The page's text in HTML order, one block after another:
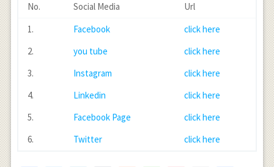
No. Social Media
Url
1.
Facebook
click here
2.
you tube
click here
3.
Instagram
click here
4.
Linkedin
click here
5.
Facebook Page
click here
6.
Twitter click here